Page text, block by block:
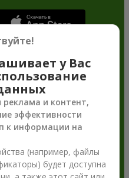
у Вас
реклама и контент,
эффективности
к информации на
(например, файлы
будет доступна